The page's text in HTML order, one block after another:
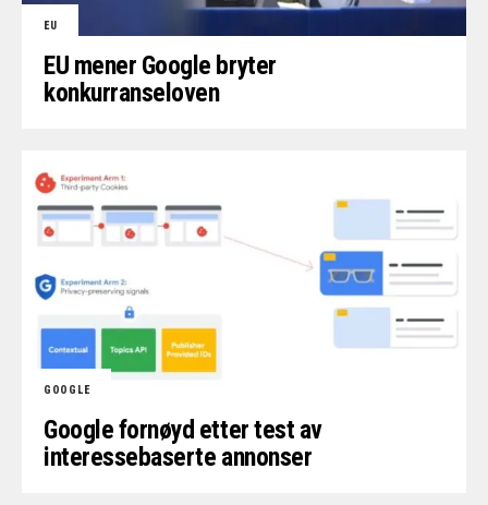
EU
EU mener Google bryter
konkurranseloven
GOOGLE
Google fornøyd etter test av
interessebaserte annonser